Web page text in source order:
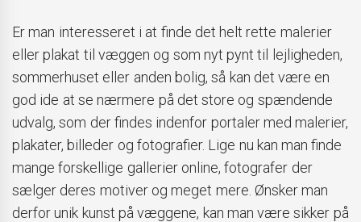
Er man interesseret i at finde det helt rette malerier
eller plakat til væggen og som nyt pynt til lejligheden,
sommerhuset eller anden bolig, så kan det være en
god ide at se nærmere på det store og spændende
udvalg, som der findes indenfor portaler med malerier,
plakater, billeder og fotografier. Lige nu kan man finde
mange forskellige gallerier online, fotografer der
sælger deres motiver og meget mere. Ønsker man
derfor unik kunst på væggene, kan man være sikker på